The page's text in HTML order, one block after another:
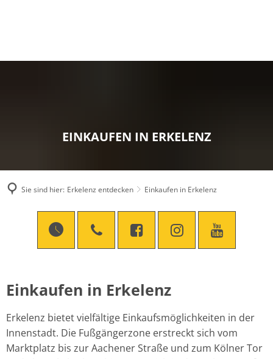
EINKAUFEN IN ERKELENZ
Sie sind hier: Erkelenz entdecken Einkaufen in Erkelenz
Einkaufen in Erkelenz
Erkelenz bietet vielfältige Einkaufsmöglichkeiten in der
Innenstadt. Die Fußgängerzone erstreckt sich vom
Marktplatz bis zur Aachener Straße und zum Kölner Tor